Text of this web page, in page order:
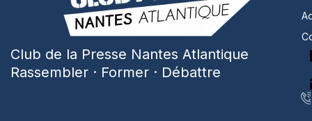
Club de la Presse Nantes Atlantique
Rassembler · Former · Débattre